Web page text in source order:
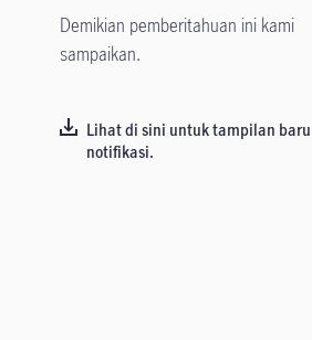
Demikian pemberitahuan ini kami
sampaikan.
Lihat di sini untuk tampilan baru
notifikasi.